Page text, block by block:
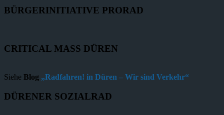
BÜRGERINITIATIVE PRORAD
CRITICAL MASS DÜREN
Siehe Blog „Radfahren! in Düren – Wir sind Verkehr“
DÜRENER SOZIALRAD